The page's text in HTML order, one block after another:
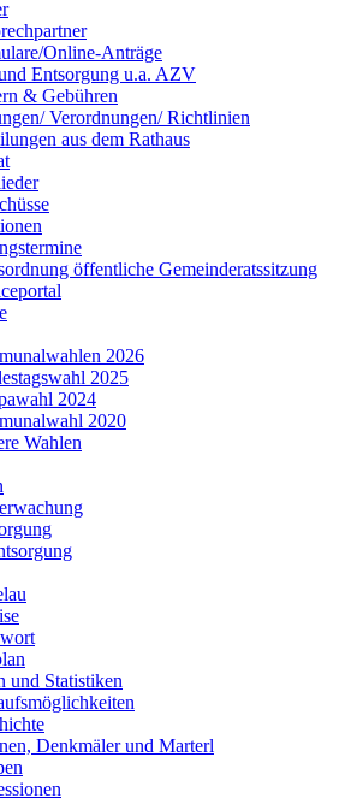
Online-Anträge
Entsorgung u.a. AZV
& Gebühren
Verordnungen/ Richtlinien
aus dem Rathaus
öffentliche Gemeinderatssitzung
2026
2025
2024
2020
Wahlen
und Statistiken
Denkmäler und Marterl